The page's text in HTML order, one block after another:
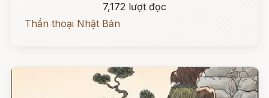
7,172 lượt đọc
Thần thoại Nhật Bản